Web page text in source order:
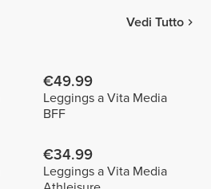
Vedi Tutto
€49.99
Leggings a Vita Media
BFF
€34.99
Leggings a Vita Media